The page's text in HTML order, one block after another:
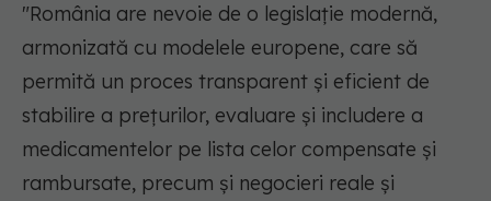
"România are nevoie de o legislație modernă,
armonizată cu modelele europene, care să
permită un proces transparent și eficient de
stabilire a prețurilor, evaluare și includere a
medicamentelor pe lista celor compensate și
rambursate, precum și negocieri reale și